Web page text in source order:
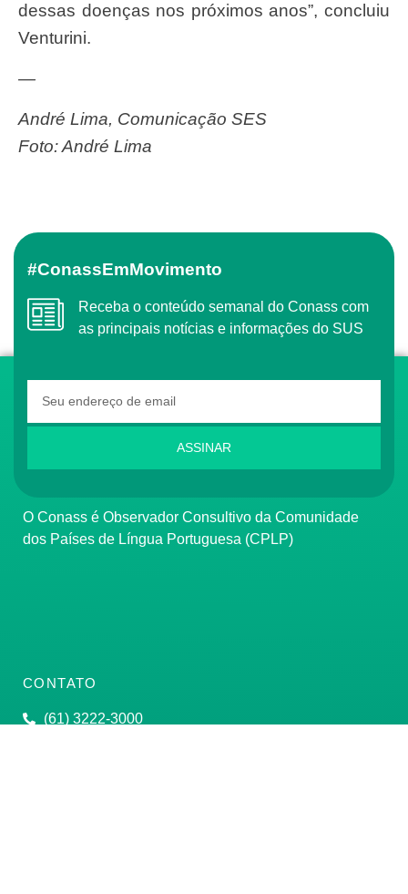
dessas doenças nos próximos anos”, concluiu
Venturini.
—
André Lima, Comunicação SES
Foto: André Lima
#ConassEmMovimento
Receba o conteúdo semanal do Conass com
as principais notícias e informações do SUS
ASSINAR
O Conass é Observador Consultivo da Comunidade
dos Países de Língua Portuguesa (CPLP)
CONTATO
(61) 3222-3000